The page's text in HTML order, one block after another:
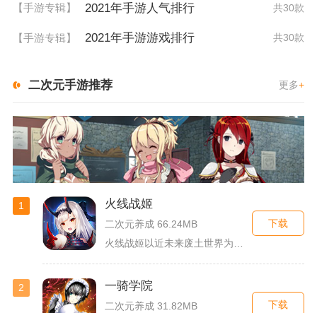
【手游专辑】 2021年手游人气排行 共30款
【手游专辑】 2021年手游游戏排行 共30款
二次元手游推荐 更多+
1 火线战姬
二次元养成 66.24MB
火线战姬以近未来废土世界为故事舞台，融合二次元战姬收集、轻策...
下载
2 一骑学院
二次元养成 31.82MB
下载